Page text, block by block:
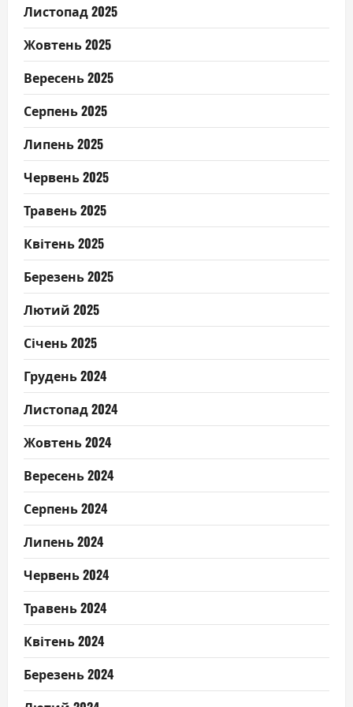
Листопад 2025
Жовтень 2025
Вересень 2025
Серпень 2025
Липень 2025
Червень 2025
Травень 2025
Квітень 2025
Березень 2025
Лютий 2025
Січень 2025
Грудень 2024
Листопад 2024
Жовтень 2024
Вересень 2024
Серпень 2024
Липень 2024
Червень 2024
Травень 2024
Квітень 2024
Березень 2024